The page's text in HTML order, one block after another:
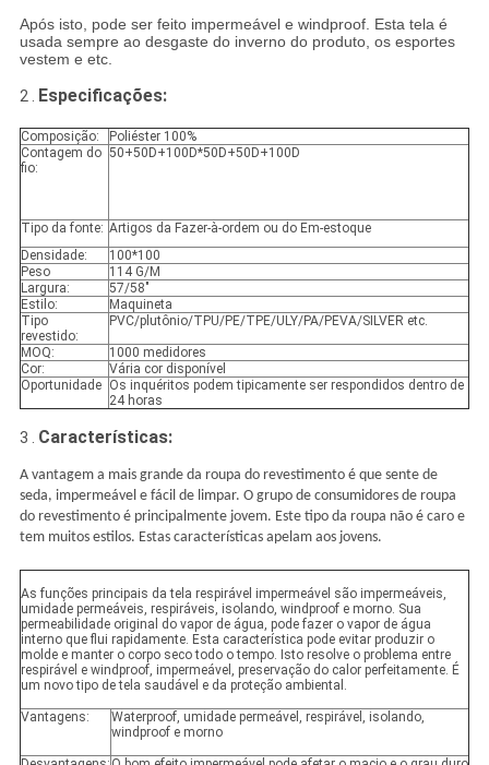
Após isto, pode ser feito impermeável e windproof. Esta tela é
usada sempre ao desgaste do inverno do produto, os esportes
vestem e etc.
2 . Especificações:
Composição:
Poliéster 100%
Contagem do
fio:
50+50D+100D*50D+50D+100D
Tipo da fonte: Artigos da Fazer-à-ordem ou do Em-estoque
Densidade:
100*100
Peso
114 G/M
Largura:
57/58"
Estilo:
Maquineta
Tipo
revestido:
PVC/plutônio/TPU/PE/TPE/ULY/PA/PEVA/SILVER etc.
MOQ:
1000 medidores
Cor:
Vária cor disponível
Oportunidade Os inquéritos podem tipicamente ser respondidos dentro de
24 horas
3 . Características:
A vantagem a mais grande da roupa do revestimento é que sente de
seda, impermeável e fácil de limpar. O grupo de consumidores de roupa
do revestimento é principalmente jovem. Este tipo da roupa não é caro e
tem muitos estilos. Estas características apelam aos jovens.
As funções principais da tela respirável impermeável são impermeáveis,
umidade permeáveis, respiráveis, isolando, windproof e morno. Sua
permeabilidade original do vapor de água, pode fazer o vapor de água
interno que flui rapidamente. Esta característica pode evitar produzir o
molde e manter o corpo seco todo o tempo. Isto resolve o problema entre
respirável e windproof, impermeável, preservação do calor perfeitamente. É
um novo tipo de tela saudável e da proteção ambiental.
Vantagens:
Waterproof, umidade permeável, respirável, isolando,
windproof e morno